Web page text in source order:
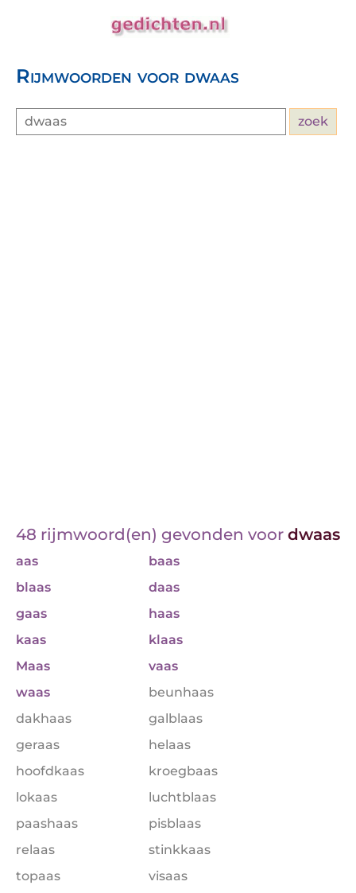
Rijmwoorden voor dwaas
48 rijmwoord(en) gevonden voor dwaas
aas
baas
blaas
daas
gaas
haas
kaas
klaas
Maas
vaas
waas
beunhaas
dakhaas
galblaas
geraas
helaas
hoofdkaas
kroegbaas
lokaas
luchtblaas
paashaas
pisblaas
relaas
stinkkaas
topaas
visaas